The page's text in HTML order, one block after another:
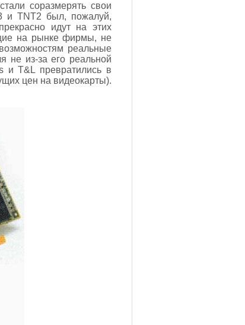
соразмерять свои
и TNT2 был, пожалуй,
идут на этих
на рынке фирмы, не
реальные
не из-за его реальной
T&L превратились в
цен на видеокарты).